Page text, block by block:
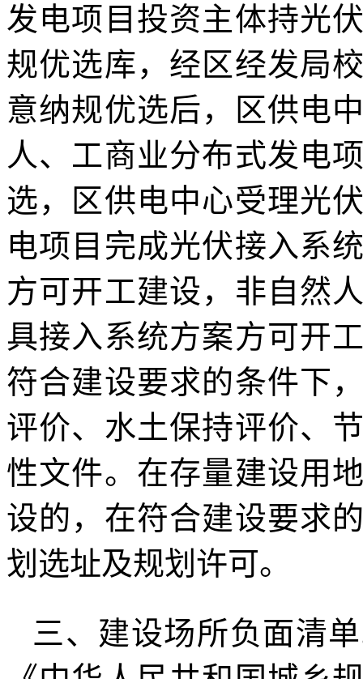
发电项目投资主体持光
规优选库，经区经发局
意纳规优选后，区供电
人、工商业分布式发电
选，区供电中心受理光
电项目完成光伏接入系
方可开工建设，非自然
具接入系统方案方可开
符合建设要求的条件下
评价、水土保持评价、
性文件。在存量建设用
设的，在符合建设要求
划选址及规划许可。
三、建设场所负面清